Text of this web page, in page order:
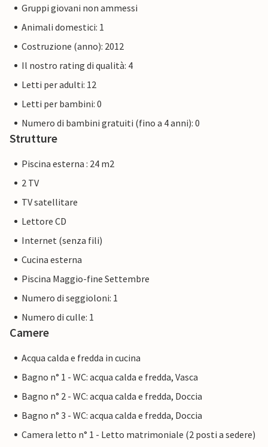
Gruppi giovani non ammessi
Animali domestici: 1
Costruzione (anno): 2012
Il nostro rating di qualità: 4
Letti per adulti: 12
Letti per bambini: 0
Numero di bambini gratuiti (fino a 4 anni): 0
Strutture
Piscina esterna : 24 m2
2 TV
TV satellitare
Lettore CD
Internet (senza fili)
Cucina esterna
Piscina Maggio-fine Settembre
Numero di seggioloni: 1
Numero di culle: 1
Camere
Acqua calda e fredda in cucina
Bagno n° 1 - WC: acqua calda e fredda, Vasca
Bagno n° 2 - WC: acqua calda e fredda, Doccia
Bagno n° 3 - WC: acqua calda e fredda, Doccia
Camera letto n° 1 - Letto matrimoniale (2 posti a sedere)